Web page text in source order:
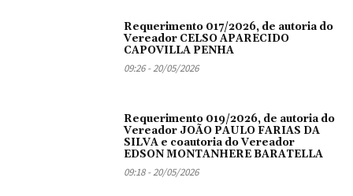
Requerimento 017/2026, de autoria do
Vereador CELSO APARECIDO
CAPOVILLA PENHA
09:26 - 20/05/2026
Requerimento 019/2026, de autoria do
Vereador JOÃO PAULO FARIAS DA
SILVA e coautoria do Vereador
EDSON MONTANHERE BARATELLA
09:18 - 20/05/2026